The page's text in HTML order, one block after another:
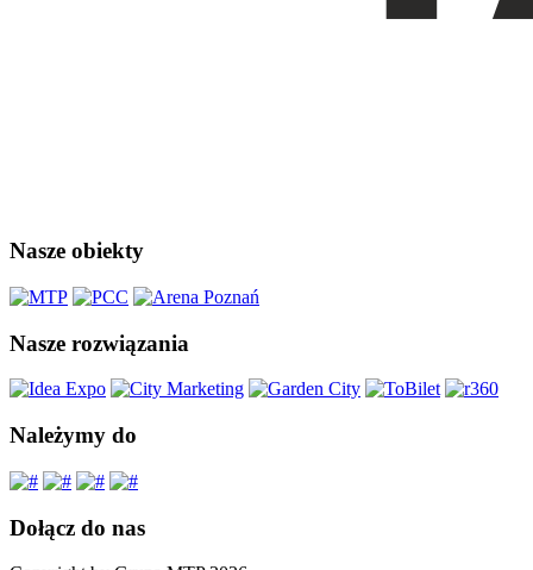
Nasze obiekty
Nasze rozwiązania
Należymy do
Dołącz do nas